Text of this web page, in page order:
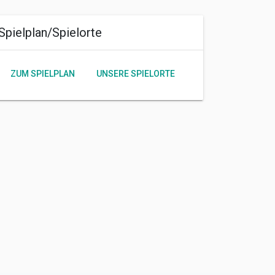
Spielorte
ZUM SPIELPLAN UNSERE SPIELORTE